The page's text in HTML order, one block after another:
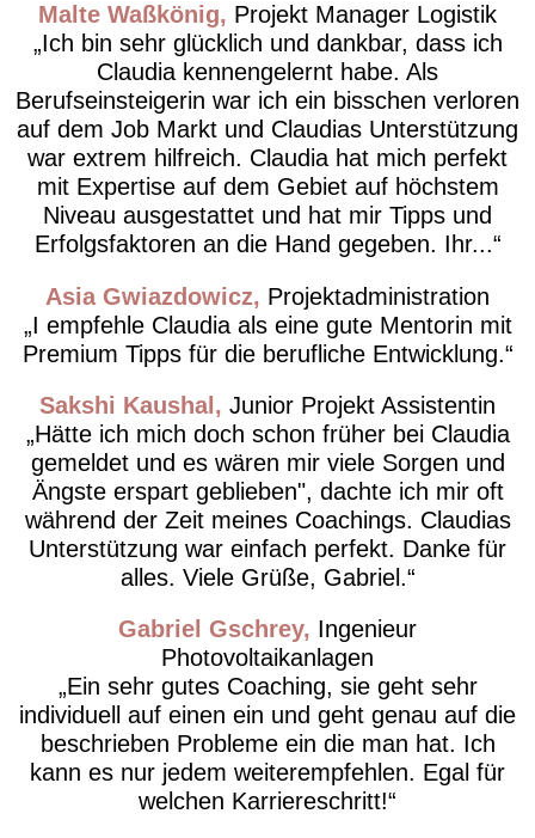
Malte Waßkönig
Projekt Manager Logistik
Ich bin sehr glücklich und dankbar, dass ich
Claudia kennengelernt habe. Als
Berufseinsteigerin war ich ein bisschen verloren
auf dem Job Markt und Claudias Unterstützung
war extrem hilfreich. Claudia hat mich perfekt
mit Expertise auf dem Gebiet auf höchstem
Niveau ausgestattet und hat mir Tipps und
Erfolgsfaktoren an die Hand gegeben. Ihr...
Asia Gwiazdowicz Projektadministration
I empfehle Claudia als eine gute Mentorin mit
Premium Tipps für die berufliche Entwicklung.
Sakshi Kaushal
Junior Projekt Assistentin
Hätte ich mich doch schon früher bei Claudia
gemeldet und es wären mir viele Sorgen und
Ängste erspart geblieben", dachte ich mir oft
während der Zeit meines Coachings. Claudias
Unterstützung war einfach perfekt. Danke für
alles. Viele Grüße, Gabriel.
Gabriel Gschrey Ingenieur
Photovoltaikanlagen
Ein sehr gutes Coaching, sie geht sehr
individuell auf einen ein und geht genau auf die
beschrieben Probleme ein die man hat. Ich
kann es nur jedem weiterempfehlen. Egal für
welchen Karriereschritt!